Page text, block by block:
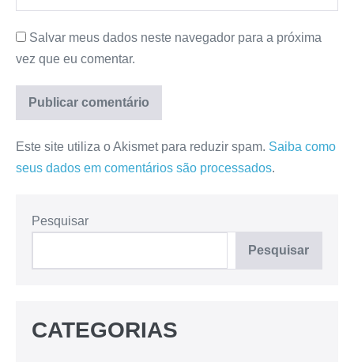
Salvar meus dados neste navegador para a próxima
vez que eu comentar.
Este site utiliza o Akismet para reduzir spam. Saiba como
seus dados em comentários são processados.
Pesquisar
Pesquisar
CATEGORIAS